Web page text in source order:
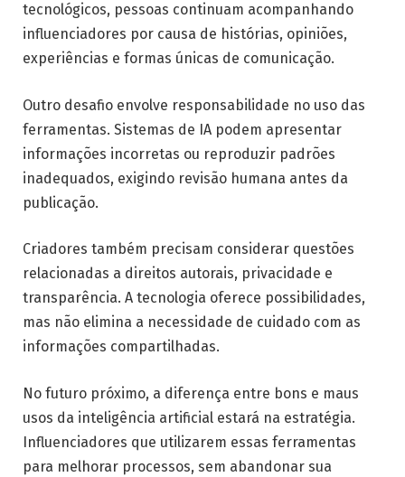
tecnológicos, pessoas continuam acompanhando
influenciadores por causa de histórias, opiniões,
experiências e formas únicas de comunicação.
Outro desafio envolve responsabilidade no uso das
ferramentas. Sistemas de IA podem apresentar
informações incorretas ou reproduzir padrões
inadequados, exigindo revisão humana antes da
publicação.
Criadores também precisam considerar questões
relacionadas a direitos autorais, privacidade e
transparência. A tecnologia oferece possibilidades,
mas não elimina a necessidade de cuidado com as
informações compartilhadas.
No futuro próximo, a diferença entre bons e maus
usos da inteligência artificial estará na estratégia.
Influenciadores que utilizarem essas ferramentas
para melhorar processos, sem abandonar sua